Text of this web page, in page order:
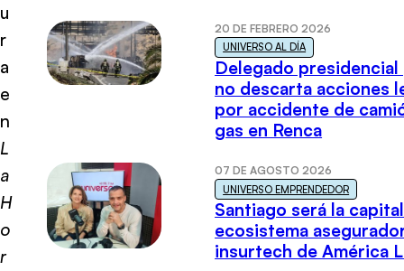
u
r
a
e
n
L
a
H
o
r
20 DE FEBRERO 2026
UNIVERSO AL DÍA
Delegado presidencial
no descarta acciones
por accidente de
gas en Renca
07 DE AGOSTO 2026
UNIVERSO EMPRENDEDOR
Santiago será la
ecosistema
insurtech de América